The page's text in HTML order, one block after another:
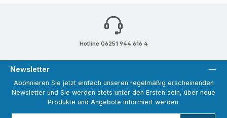
Hotline 06251 944 616 4
Newsletter
Abonnieren Sie jetzt einfach unseren regelmäßig erscheinenden
Newsletter und Sie werden stets unter den Ersten sein, über neue
Produkte und Angebote informiert werden.